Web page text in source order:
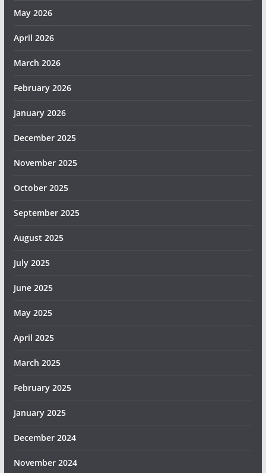
May 2026
April 2026
March 2026
February 2026
January 2026
December 2025
November 2025
October 2025
September 2025
August 2025
July 2025
June 2025
May 2025
April 2025
March 2025
February 2025
January 2025
December 2024
November 2024